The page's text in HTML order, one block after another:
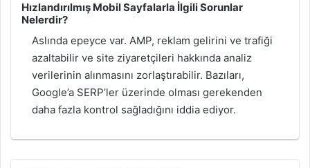
Hızlandırılmış Mobil Sayfalarla İlgili Sorunlar
Nelerdir?
Aslında epeyce var. AMP, reklam gelirini ve trafiği
azaltabilir ve site ziyaretçileri hakkında analiz
verilerinin alınmasını zorlaştırabilir. Bazıları,
Google’a SERP’ler üzerinde olması gerekenden
daha fazla kontrol sağladığını iddia ediyor.